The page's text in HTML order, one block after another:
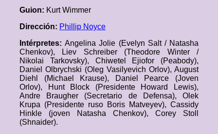
Guion: Kurt Wimmer
Dirección: Phillip Noyce
Intérpretes:Angelina Jolie (Evelyn Salt / Natasha
Chenkov), Liev Schreiber (Theodore Winter /
Nikolai Tarkovsky), Chiwetel Ejiofor (Peabody),
Daniel Olbrychski (Oleg Vasilyevich Orlov), August
Diehl (Michael Krause), Daniel Pearce (Joven
Orlov), Hunt Block (Presidente Howard Lewis),
Andre Braugher (Secretario de Defensa), Olek
Krupa (Presidente ruso Boris Matveyev), Cassidy
Hinkle (joven Natasha Chenkov), Corey Stoll
(Shnaider).